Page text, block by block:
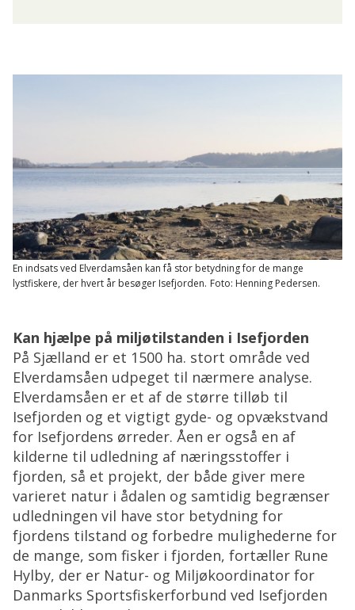
En indsats ved Elverdamsåen kan få stor betydning for de mange
lystfiskere, der hvert år besøger Isefjorden. Foto: Henning Pedersen.
Kan hjælpe på miljøtilstanden i Isefjorden
På Sjælland er et 1500 ha. stort område ved
Elverdamsåen udpeget til nærmere analyse.
Elverdamsåen er et af de større tilløb til
Isefjorden og et vigtigt gyde- og opvækstvand
for Isefjordens ørreder. Åen er også en af
kilderne til udledning af næringsstoffer i
fjorden, så et projekt, der både giver mere
varieret natur i ådalen og samtidig begrænser
udledningen vil have stor betydning for
fjordens tilstand og forbedre mulighederne for
de mange, som fisker i fjorden, fortæller Rune
Hylby, der er Natur- og Miljøkoordinator for
Danmarks Sportsfiskerforbund ved Isefjorden